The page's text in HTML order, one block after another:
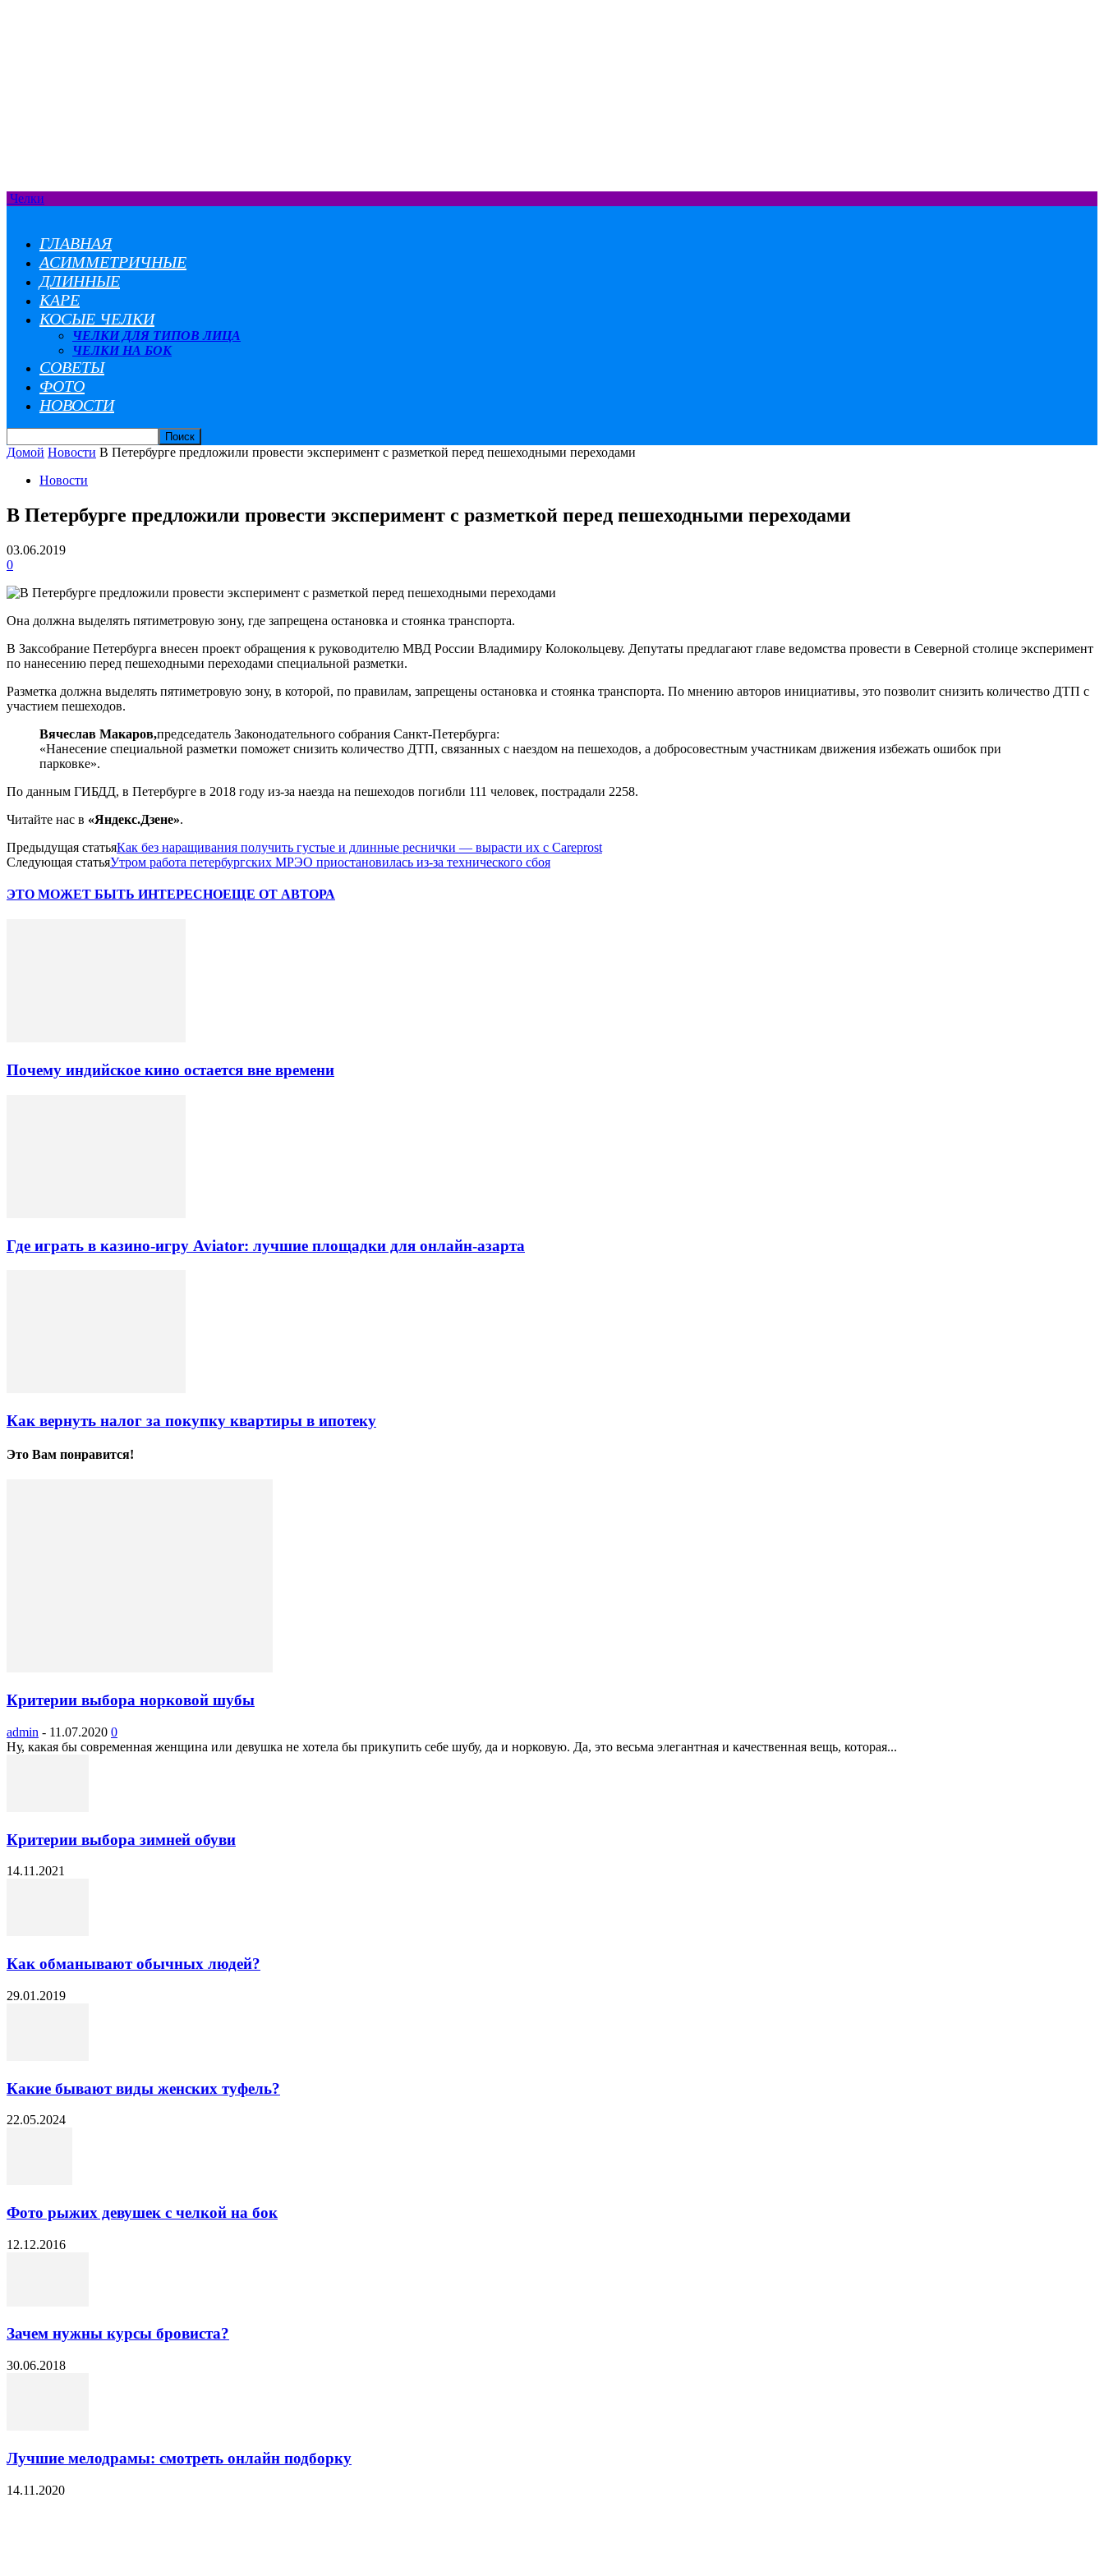
Челки
ГЛАВНАЯ
АСИММЕТРИЧНЫЕ
ДЛИННЫЕ
КАРЕ
КОСЫЕ ЧЕЛКИ
ЧЕЛКИ ДЛЯ ТИПОВ ЛИЦА
ЧЕЛКИ НА БОК
СОВЕТЫ
ФОТО
НОВОСТИ
Домой Новости В Петербурге предложили провести эксперимент с разметкой перед пешеходными переходами
Новости
В Петербурге предложили провести эксперимент с разметкой перед пешеходными переходами
03.06.2019
0
Она должна выделять пятиметровую зону, где запрещена остановка и стоянка транспорта.
В Заксобрание Петербурга внесен проект обращения к руководителю МВД России Владимиру Колокольцеву. Депутаты предлагают главе ведомства провести в Северной столице эксперимент
по нанесению перед пешеходными переходами специальной разметки.
Разметка должна выделять пятиметровую зону, в которой, по правилам, запрещены остановка и стоянка транспорта. По мнению авторов инициативы, это позволит снизить количество ДТП с
участием пешеходов.
Вячеслав Макаров,председатель Законодательного собрания Санкт-Петербурга:
«Нанесение специальной разметки поможет снизить количество ДТП, связанных с наездом на пешеходов, а добросовестным участникам движения избежать ошибок при
парковке».
По данным ГИБДД, в Петербурге в 2018 году из-за наезда на пешеходов погибли 111 человек, пострадали 2258.
Читайте нас в «Яндекс.Дзене».
Предыдущая статьяКак без наращивания получить густые и длинные реснички — вырасти их с Careprost
Следующая статьяУтром работа петербургских МРЭО приостановилась из-за технического сбоя
ЭТО МОЖЕТ БЫТЬ ИНТЕРЕСНОЕЩЕ ОТ АВТОРА
Почему индийское кино остается вне времени
Где играть в казино-игру Aviator: лучшие площадки для онлайн-азарта
Как вернуть налог за покупку квартиры в ипотеку
Это Вам понравится!
Критерии выбора норковой шубы
admin - 11.07.2020 0
Ну, какая бы современная женщина или девушка не хотела бы прикупить себе шубу, да и норковую. Да, это весьма элегантная и качественная вещь, которая...
Критерии выбора зимней обуви
14.11.2021
Как обманывают обычных людей?
29.01.2019
Какие бывают виды женских туфель?
22.05.2024
Фото рыжих девушек с челкой на бок
12.12.2016
Зачем нужны курсы бровиста?
30.06.2018
Лучшие мелодрамы: смотреть онлайн подборку
14.11.2020